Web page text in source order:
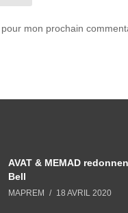
mon prochain
AVAT & MEMAD
Bell
MAPREM 18 AVRIL 2020